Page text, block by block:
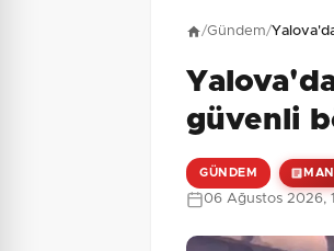
Güvenlik
/Gündem/
güvenli
GÜNDEM
06 Ağustos 2026,